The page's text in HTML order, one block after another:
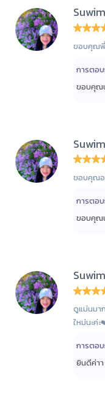
ขอบคุณพี่
การตอ
ขอบคุณน
ขอบคุณอ
การตอ
ขอบคุณน
ดูแม่นมา
ใหม่นะค่
การตอ
ยินดีค่าา